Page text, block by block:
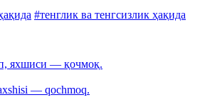
#тенглик ва тенгсизлик ҳақида
яхшиси — қочмоқ.
— qochmoq.